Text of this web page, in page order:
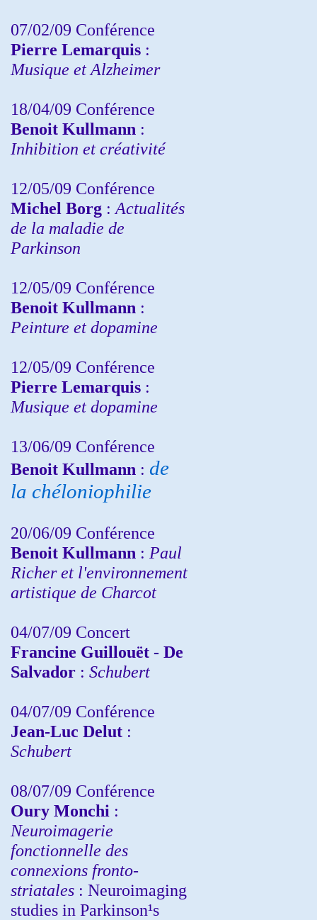
07/02/09 Conférence
Pierre Lemarquis :
Musique et Alzheimer
18/04/09 Conférence
Benoit Kullmann :
Inhibition et créativité
12/05/09 Conférence
Michel Borg : Actualités
de la maladie de
Parkinson
12/05/09 Conférence
Benoit Kullmann :
Peinture et dopamine
12/05/09 Conférence
Pierre Lemarquis :
Musique et dopamine
13/06/09 Conférence
Benoit Kullmann : de
la chéloniophilie
20/06/09 Conférence
Benoit Kullmann : Paul
Richer et l'environnement
artistique de Charcot
04/07/09 Concert
Francine Guillouët - De
Salvador : Schubert
04/07/09 Conférence
Jean-Luc Delut :
Schubert
08/07/09 Conférence
Oury Monchi :
Neuroimagerie
fonctionnelle des
connexions fronto-
striatales : Neuroimaging
studies in Parkinson¹s